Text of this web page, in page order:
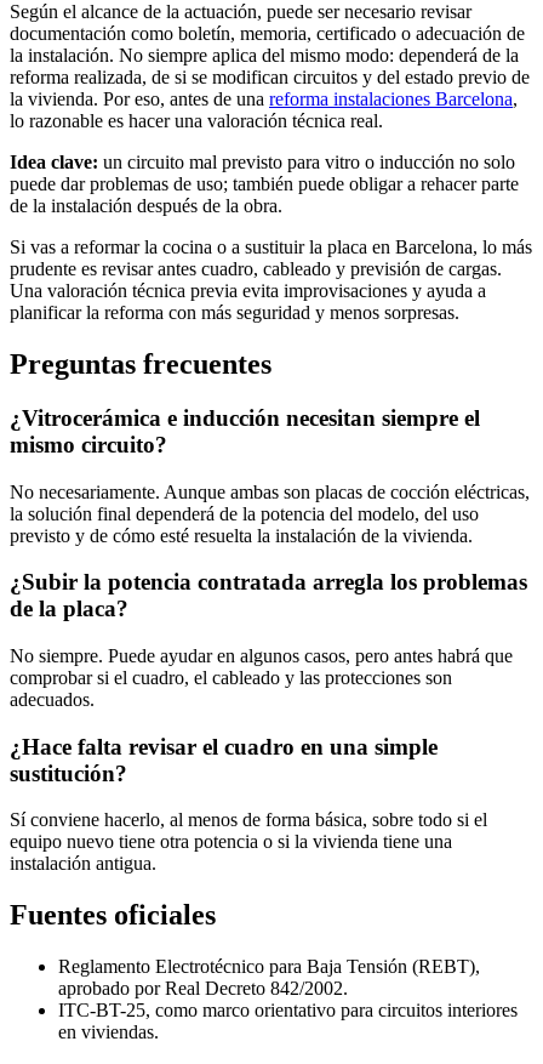
Según el alcance de la actuación, puede ser necesario revisar
documentación como boletín, memoria, certificado o adecuación de
la instalación. No siempre aplica del mismo modo: dependerá de la
reforma realizada, de si se modifican circuitos y del estado previo de
la vivienda. Por eso, antes de una reforma instalaciones Barcelona,
lo razonable es hacer una valoración técnica real.
Idea clave: un circuito mal previsto para vitro o inducción no solo
puede dar problemas de uso; también puede obligar a rehacer parte
de la instalación después de la obra.
Si vas a reformar la cocina o a sustituir la placa en Barcelona, lo más
prudente es revisar antes cuadro, cableado y previsión de cargas.
Una valoración técnica previa evita improvisaciones y ayuda a
planificar la reforma con más seguridad y menos sorpresas.
Preguntas frecuentes
¿Vitrocerámica e inducción necesitan siempre el
mismo circuito?
No necesariamente. Aunque ambas son placas de cocción eléctricas,
la solución final dependerá de la potencia del modelo, del uso
previsto y de cómo esté resuelta la instalación de la vivienda.
¿Subir la potencia contratada arregla los problemas
de la placa?
No siempre. Puede ayudar en algunos casos, pero antes habrá que
comprobar si el cuadro, el cableado y las protecciones son
adecuados.
¿Hace falta revisar el cuadro en una simple
sustitución?
Sí conviene hacerlo, al menos de forma básica, sobre todo si el
equipo nuevo tiene otra potencia o si la vivienda tiene una
instalación antigua.
Fuentes oficiales
Reglamento Electrotécnico para Baja Tensión (REBT),
aprobado por Real Decreto 842/2002.
ITC-BT-25, como marco orientativo para circuitos interiores
en viviendas.